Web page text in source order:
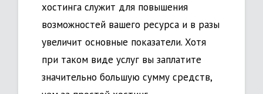
хостинга служит для повышения
возможностей вашего ресурса и в разы
увеличит основные показатели. Хотя
при таком виде услуг вы заплатите
значительно большую сумму средств,